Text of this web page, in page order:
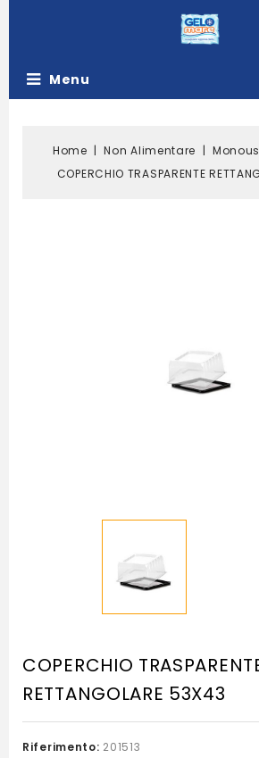
Menu
Home Non Alimentare
COPERCHIO TRASPARENTE
COPERCHIO
RETTANGOLARE 53X43
Riferimento: 201513